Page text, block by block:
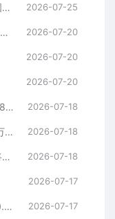
10 万拿下 2.5L 自吸马自达，只可惜国内暂时没份 2026-07-25
12 万就能拿下 B 级大轿车，比亚迪秦 MAX 直接打乱合资定价逻辑 2026-07-20
2026-07-20
2026-07-20
比亚迪新车官宣：7月17日上市，32.98万元 2026-07-18
大众新车官宣：7月17日降价，19.99万元起 2026-07-18
极氪大五座新车官宣：7 月28日，即将上市 2026-07-18
2026-07-17
六人满座，行李仍有地方放：星光L 10.98万元起 2026-07-17